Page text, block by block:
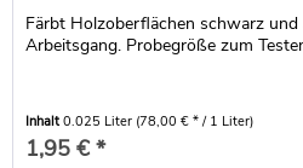
Färbt Holzoberflächen schwarz
Arbeitsgang. Probegröße zum
Inhalt0.025 Liter (78,00 € * / 1 Liter)
1,95 € *